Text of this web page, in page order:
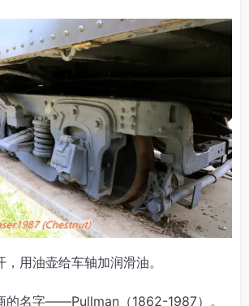
用油壶给车轴加润滑油。
的名字——Pullman（1862-1987）。